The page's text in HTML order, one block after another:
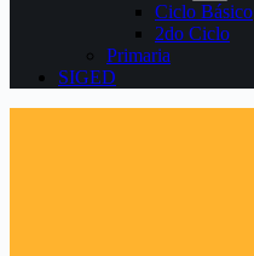
Ciclo Básico
2do Ciclo
Primaria
SIGED